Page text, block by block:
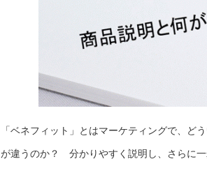
「ベネフィット」とはマーケティングで、
が違うのか？ 分かりやすく説明し、さらに一